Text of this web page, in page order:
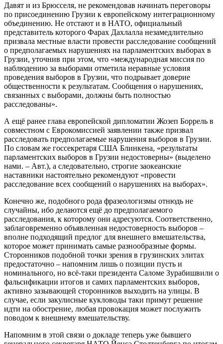
Давят и из Брюсселя, не рекомендовав начинать переговоры
по присоединению Грузии к европейскому интеграционному
объединению. Не отстают и в НАТО, официальный
представитель которого Фарах Дахлалла незамедлительно
призвала местные власти провести расследование сообщений
о предполагаемых нарушениях на парламентских выборах в
Грузии, уточнив при этом, что «международная миссия по
наблюдению за выборами отметила неравные условия
проведения выборов в Грузии, что подрывает доверие
общественности к результатам. Сообщения о нарушениях,
связанных с выборами, должны быть полностью
расследованы».
А ещё ранее глава европейской дипломатии Жозеп Боррель в
совместном с Еврокомиссией заявлении также призвал
расследовать предполагаемые нарушения выборов в Грузии.
По словам же госсекретаря США Блинкена, «результаты
парламентских выборов в Грузии недостоверны» (выделено
нами. – Авт.), а следовательно, строгие заокеанские
наставники настоятельно рекомендуют «провести
расследование всех сообщений о нарушениях на выборах».
Конечно же, подобного рода фразеологизмы отнюдь не
случайны, ибо делаются ещё до предполагаемого
расследования, к которому они адресуются. Соответственно,
заблаговременно объявленная недостоверность выборов –
вполне подходящий предлог для внешнего вмешательства,
которое может принимать самые разнообразные формы.
Сторонников подобной точки зрения в грузинских элитах
предостаточно – напомним лишь о позиции пусть и
номинального, но всё-таки президента Саломе Зурабишвили о
фальсификации итогов и самих парламентских выборов,
активно зазывающей сторонников выходить на улицы. В
случае, если закулисные кукловоды таки примут решение
идти на обострение, любая провокация может послужить
поводом к внешнему вмешательству.
Напомним в этой связи о докладе теперь уже бывшего